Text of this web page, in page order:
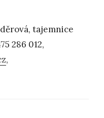
tajemnice
286 012,
,